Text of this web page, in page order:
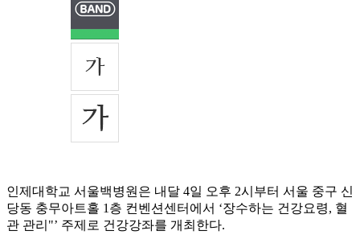
인제대학교 서울백병원은 내달 4일 오후 2시부터 서울 중구 신
당동 충무아트홀 1층 컨벤션센터에서 ‘장수하는 건강요령, 혈
관 관리"’ 주제로 건강강좌를 개최한다.